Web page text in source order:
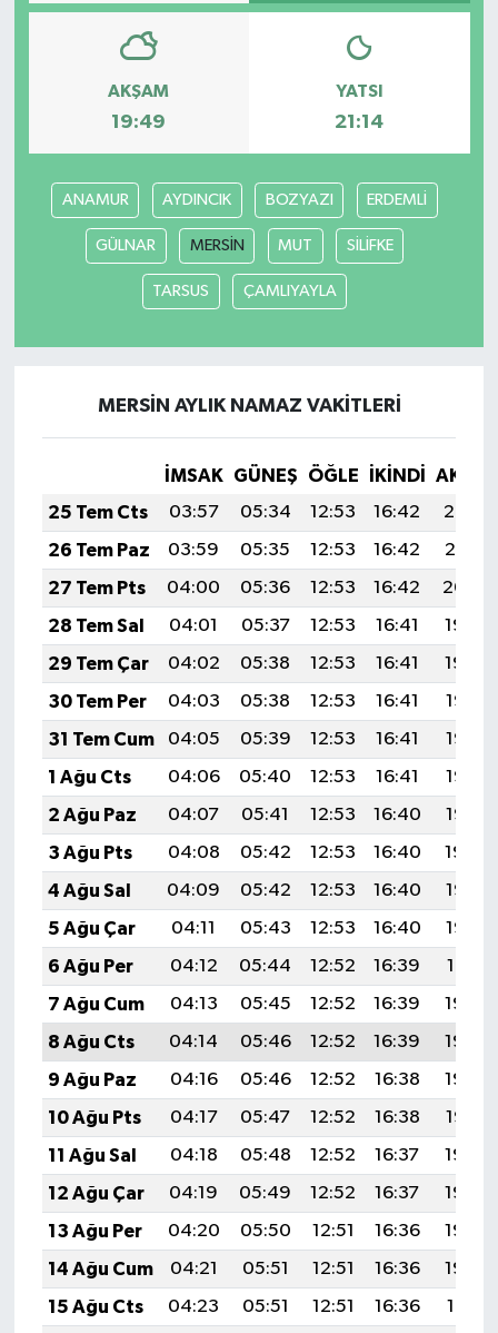
AKŞAM
19:49
YATSI
21:14
ANAMUR AYDINCIK BOZYAZI ERDEMLİ
GÜLNAR MERSİN MUT SİLİFKE
TARSUS ÇAMLIYAYLA
MERSİN AYLIK NAMAZ VAKITLERI
İMSAK GÜNEŞ ÖĞLE İKINDI
25 Tem Cts
03:57 05:34 12:53 16:42
20:02
26 Tem Paz
03:59 05:35 12:53 16:42
20:01
27 Tem Pts
04:00 05:36 12:53 16:42
20:00
28 Tem Sal
04:01 05:37 12:53 16:41
19:59
29 Tem Çar
04:02 05:38 12:53 16:41
19:59
30 Tem Per
04:03 05:38 12:53 16:41
19:58
31 Tem Cum
04:05 05:39 12:53 16:41
19:57
1 Ağu Cts
04:06 05:40 12:53 16:41
19:56
2 Ağu Paz
04:07 05:41 12:53 16:40
19:55
3 Ağu Pts
04:08 05:42 12:53 16:40
19:54
4 Ağu Sal
04:09 05:42 12:53 16:40
19:53
5 Ağu Çar
04:11 05:43 12:53 16:40
19:52
6 Ağu Per
04:12 05:44 12:52 16:39
19:51
7 Ağu Cum
04:13 05:45 12:52 16:39
19:50
8 Ağu Cts
04:14 05:46 12:52 16:39
19:49
9 Ağu Paz
04:16 05:46 12:52 16:38
19:48
10 Ağu Pts
04:17 05:47 12:52 16:38
19:47
11 Ağu Sal
04:18 05:48 12:52 16:37
19:46
12 Ağu Çar
04:19 05:49 12:52 16:37
19:44
13 Ağu Per
04:20 05:50 12:51 16:36
19:43
14 Ağu Cum
04:21 05:51 12:51 16:36
19:42
15 Ağu Cts
04:23 05:51 12:51 16:36
19:41